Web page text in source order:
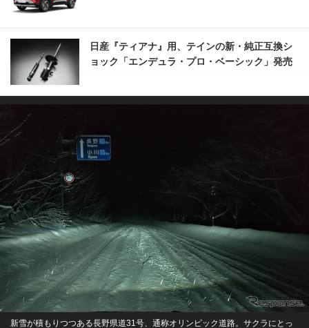
日産『ティアナ』用、テインの新・純正互換シ
ョック「エンデュラ・プロ・ベーシック」発売
新雪が積もりつつある長野県道31号、通称オリンピック道路。サクラにとっ